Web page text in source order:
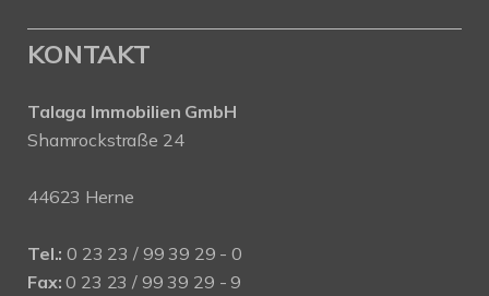
KONTAKT
Talaga Immobilien GmbH
Shamrockstraße 24
44623 Herne
Tel.: 0 23 23 / 99 39 29 - 0
Fax: 0 23 23 / 99 39 29 - 9